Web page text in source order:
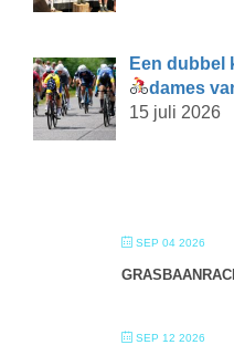
Een dubbel
dames
15 juli 2026
SEP 04 2026
SEP 12 2026